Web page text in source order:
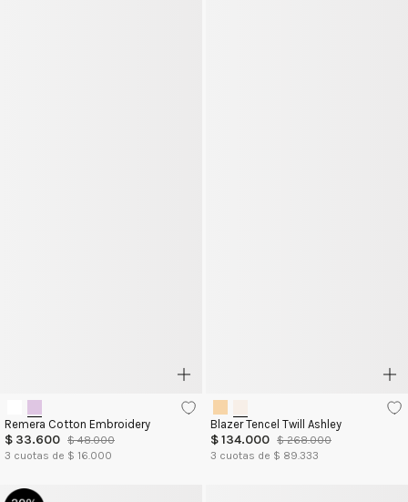
Remera Cotton Embroidery
$ 33.600 $ 48.000
3 cuotas de $ 16.000
Blazer Tencel Twill Ashley
$134.000 $ 268.000
3 cuotas de $ 89.333